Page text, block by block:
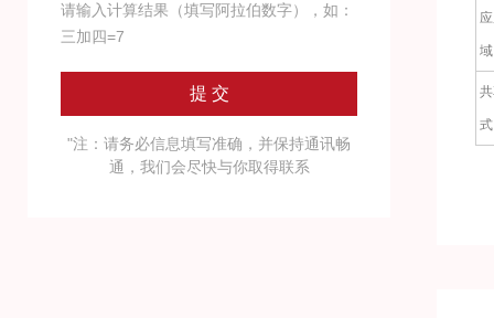
域
式
请输入计算结果（填写阿拉伯数字），如：
三加四=7
"注：请务必信息填写准确，并保持通讯畅
通，我们会尽快与你取得联系